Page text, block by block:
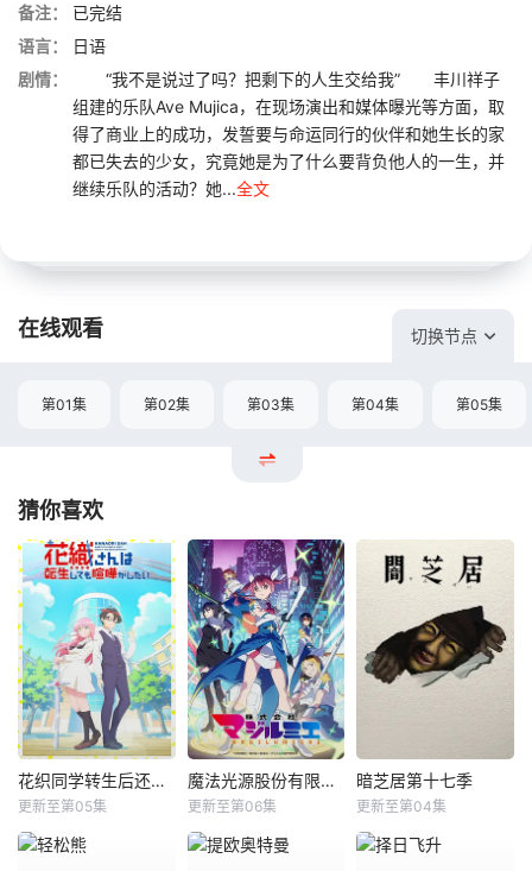
备注：
已完结
语言：
日语
剧情：
“我不是说过了吗？把剩下的人生交给我” 丰川祥子
组建的乐队Ave Mujica，在现场演出和媒体曝光等方面，取
得了商业上的成功，发誓要与命运同行的伙伴和她生长的家
都已失去的少女，究竟她是为了什么要背负他人的一生，并
继续乐队的活动？她...全文
在线观看 切换节点
第01集 第02集 第03集 第04集 第05集
猜你喜欢
花织同学转生后还是想干架
更新至第05集
魔法光源股份有限公司第二季
更新至第06集
暗芝居第十七季
更新至第04集